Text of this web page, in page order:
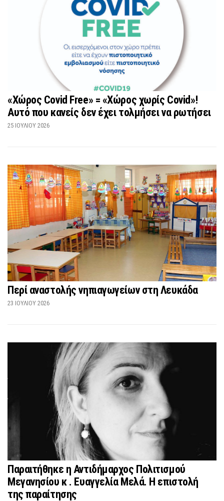
«Χώρος Covid Free» = «Χώρος χωρίς Covid»!
Αυτό που κανείς δεν έχει τολμήσει να ρωτήσει
25 ΙΟΥΛΊΟΥ 2026
Περί αναστολής νηπιαγωγείων στη Λευκάδα
23 ΙΟΥΛΊΟΥ 2026
Παραιτήθηκε η Αντιδήμαρχος Πολιτισμού
Μεγανησίου κ . Ευαγγελία Μελά. Η επιστολή
της παραίτησης